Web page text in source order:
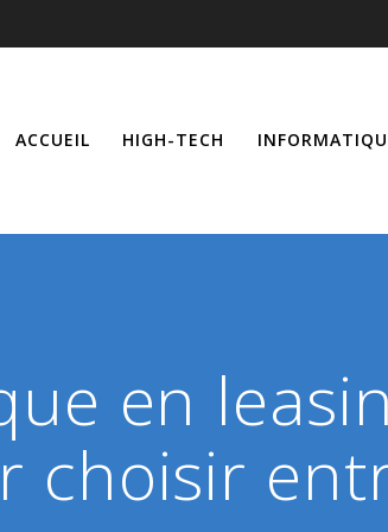
ACCUEIL HIGH-TECH
en
choisir